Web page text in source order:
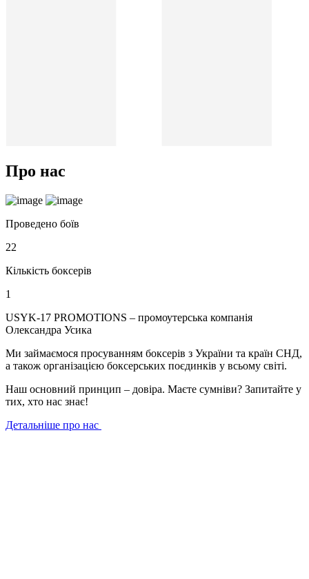
Про нас
Проведено боїв
22
Кількість боксерів
1
USYK-17 PROMOTIONS – промоутерська компанія
Олександра Усика
Ми займаємося просуванням боксерів з України та країн СНД,
а також організацією боксерських поєдинків у всьому світі.
Наш основний принцип – довіра. Маєте сумніви? Запитайте у
тих, хто нас знає!
Детальніше про нас